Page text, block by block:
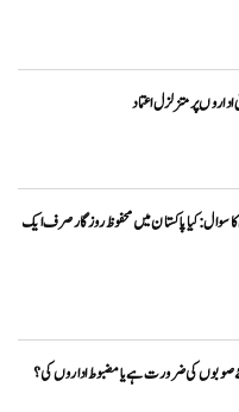
پر متزلزل اعتماد
سوال: کیا پاکستان میں محفوظ روزگار صرف ایک
صوبوں کی ضرورت ہے یا مضبوط اداروں کی؟